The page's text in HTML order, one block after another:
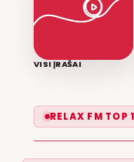
VISI ĮRAŠAI
RELAX FM TOP
LEISK
GRUPĖ 2